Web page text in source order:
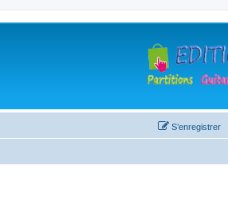
S’enregistrer